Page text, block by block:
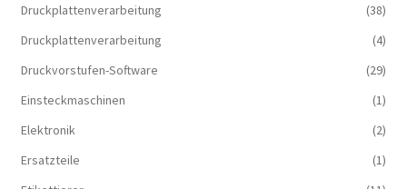
Druckplattenverarbeitung
(38)
Druckplattenverarbeitung
(4)
Druckvorstufen-Software
(29)
Einsteckmaschinen
(1)
Elektronik
(2)
Ersatzteile
(1)